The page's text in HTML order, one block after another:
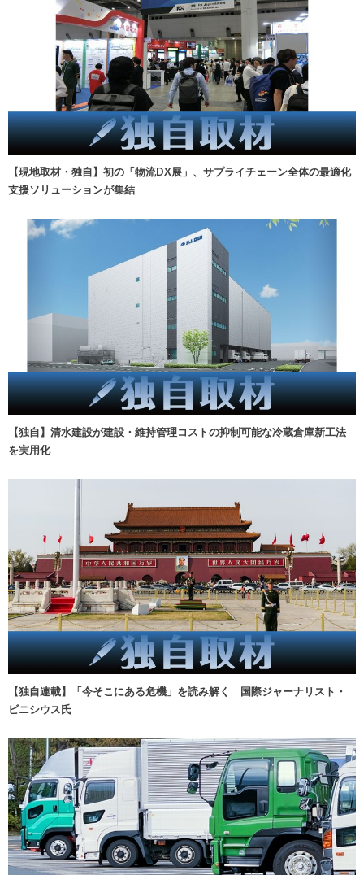
【現地取材・独自】初の「物流DX展」、サプライチェーン全体の最適化
支援ソリューションが集結
【独自】清水建設が建設・維持管理コストの抑制可能な冷蔵倉庫新工法
を実用化
【独自連載】「今そこにある危機」を読み解く 国際ジャーナリスト・
ビニシウス氏